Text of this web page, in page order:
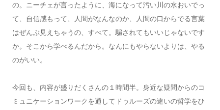
の。ニーチェが言ったように、海になって汚い川の水おいでっ
て、自信感もって、人間がなんなのか、人間の口からでる言葉
はぜんぶ見えちゃうの、すべて。騙されてもいいじゃないです
か。そこから学べるんだから。なんにもやらないよりは、やる
のがいい。
今回も、内容が盛りだくさんの１時間半。身近な疑問からのコ
ミュニケーションワークを通してドゥルーズの違いの哲学をひ